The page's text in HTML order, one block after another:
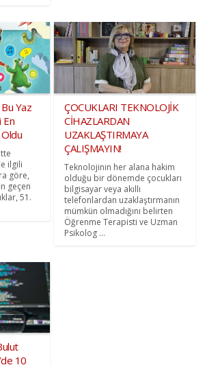
Bu Yaz
En
ilgili
göre,
geçen
51.
ÇOCUKLARI TEKNOLOJİK
CİHAZLARDAN
UZAKLAŞTIRMAYA
ÇALIŞMAYIN!
Teknolojinin her alana hakim
olduğu bir dönemde çocukları
bilgisayar veya akıllı
telefonlardan uzaklaştırmanın
mümkün olmadığını belirten
Öğrenme Terapisti ve Uzman
Psikolog ...
10